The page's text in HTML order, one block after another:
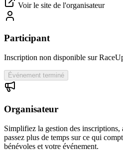
Voir le site de l'organisateur
Participant
Inscription non disponible sur
Événement terminé
Organisateur
Simplifiez la gestion des inscriptions,
passez plus de temps sur ce qui
bénévoles et votre événement.